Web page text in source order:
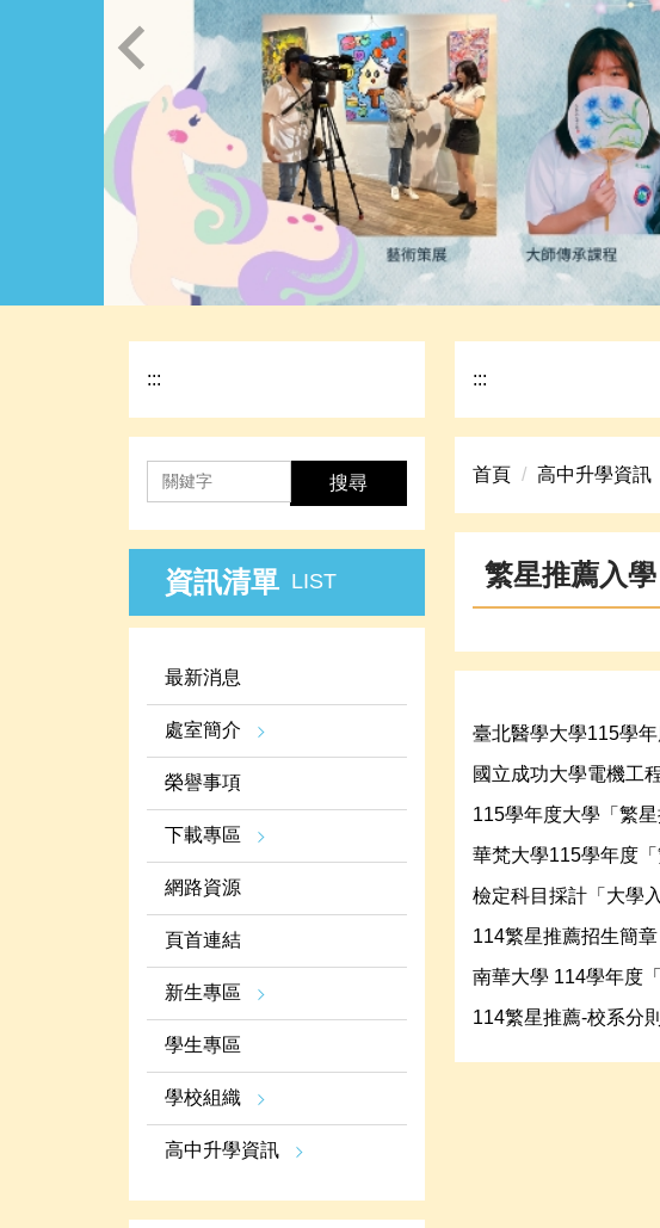
:::
搜尋
資訊清單 LIST
最新消息
處室簡介
榮譽事項
下載專區
網路資源
頁首連結
新生專區
學生專區
學校組織
高中升學資訊
:::
首頁 高中升學資訊
繁星推薦入學
臺北醫學大學115學
國立成功大學電機工
115學年度大學「繁
華梵大學115學年度
檢定科目採計「大學
114繁星推薦招生簡章
南華大學 114學年度
114繁星推薦-校系分